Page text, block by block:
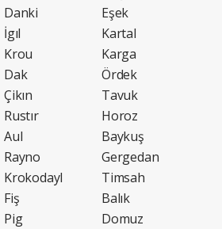
Danki
Eşek
İgıl
Kartal
Krou
Karga
Dak
Ördek
Çikın
Tavuk
Rustır
Horoz
Aul
Baykuş
Rayno
Gergedan
Krokodayl
Timsah
Fiş
Balık
Pig
Domuz